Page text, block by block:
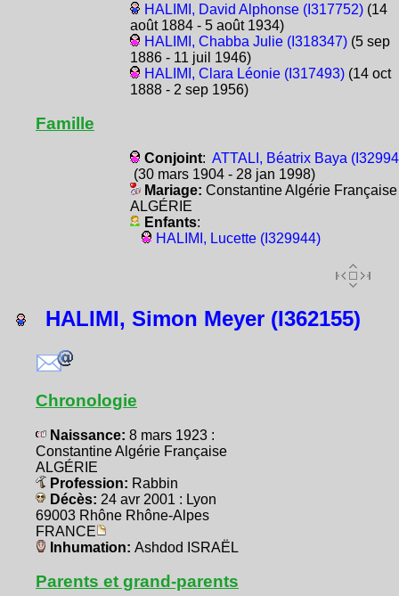
HALIMI, David Alphonse (I317752)(14
août 1884 - 5 août 1934)
HALIMI, Chabba Julie (I318347)(5 sep
1886 - 11 juil 1946)
HALIMI, Clara Léonie (I317493)(14 oct
1888 - 2 sep 1956)
Famille
Conjoint: ATTALI, Béatrix Baya
(30 mars 1904 - 28 jan 1998)
Mariage: Constantine Algérie Française
ALGÉRIE
Enfants:
HALIMI, Lucette (I329944)
HALIMI, Simon Meyer (I362155)
Chronologie
Naissance: 8 mars 1923 :
Constantine Algérie Française
ALGÉRIE
Profession: Rabbin
Décès: 24 avr 2001 : Lyon
69003 Rhône Rhône-Alpes
FRANCE
Inhumation: Ashdod ISRAËL
Parents et grand-parents